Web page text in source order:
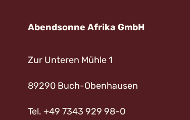
Abendsonne Afrika GmbH
Zur Unteren Mühle 1
89290 Buch-Obenhausen
Tel. +49 7343 929 98-0